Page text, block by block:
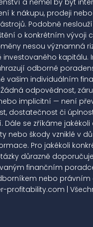
a neměl by být
k nákupu, prodeji
Podobně
o konkrétním vývoji
nesou významná
investovaného kapitálu.
odborné
vašim individuálním
odpovědnost,
implicitní — není
dostatečnost či
Dále se zříkáme
nebo škody vzniklé v
Pro jakékoli
důrazně
finančním
nebo právním
profitability.com |